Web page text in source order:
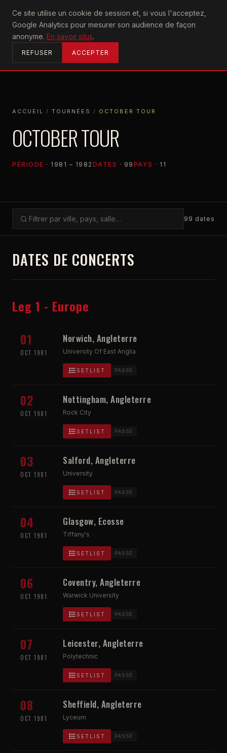
Ce site utilise un cookie de session et, si vous l'acceptez,
Google Analytics pour mesurer son audience de façon
anonyme. En savoir plus.
REFUSER ACCEPTER
U2achtung
ACCUEIL
ACCUEIL TOURNÉES OCTOBER TOUR
ACCUEIL / TOURNÉES / OCTOBER TOUR
OCTOBER TOUR
PÉRIODE · 1981 – 1982 DATES · 99 PAYS · 11
99 dates
DATES DE CONCERTS
Leg 1 - Europe
01
OCT 1981
Norwich, Angleterre
University Of East Anglia
SETLIST PASSÉ
02
OCT 1981
Nottingham, Angleterre
Rock City
SETLIST PASSÉ
03
OCT 1981
Salford, Angleterre
University
SETLIST PASSÉ
04
OCT 1981
Glasgow, Ecosse
Tiffany's
SETLIST PASSÉ
06
OCT 1981
Coventry, Angleterre
Warwick University
SETLIST PASSÉ
07
OCT 1981
Leicester, Angleterre
Polytechnic
SETLIST PASSÉ
08
OCT 1981
Sheffield, Angleterre
Lyceum
SETLIST PASSÉ